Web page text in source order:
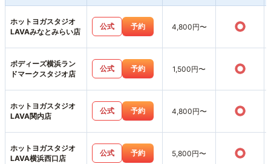
ホットヨガスタジオ
LAVAみなとみらい店
公式 予約 4,800円〜 ○
ボディーズ横浜ラン
ドマークスタジオ店
公式 予約 1,500円〜 ○
ホットヨガスタジオ
LAVA関内店
公式 予約 4,800円〜 ○
ホットヨガスタジオ
LAVA横浜西口店
公式 予約 5,800円〜 ○